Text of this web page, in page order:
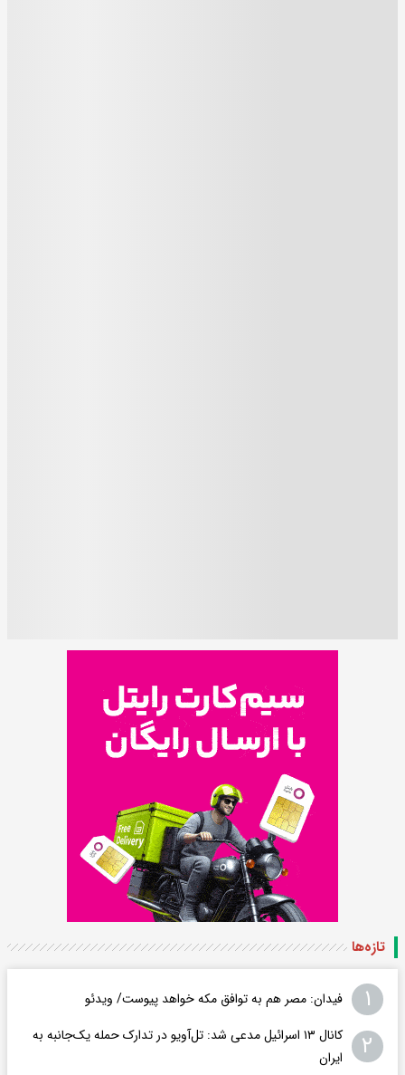
تازه‌ها
۱ فیدان: مصر هم به توافق مکه خواهد پیوست/ ویدئو
۲
کانال ۱۳ اسرائیل مدعی شد: تل‌آویو در تدارک حمله یک‌جانبه به
ایران